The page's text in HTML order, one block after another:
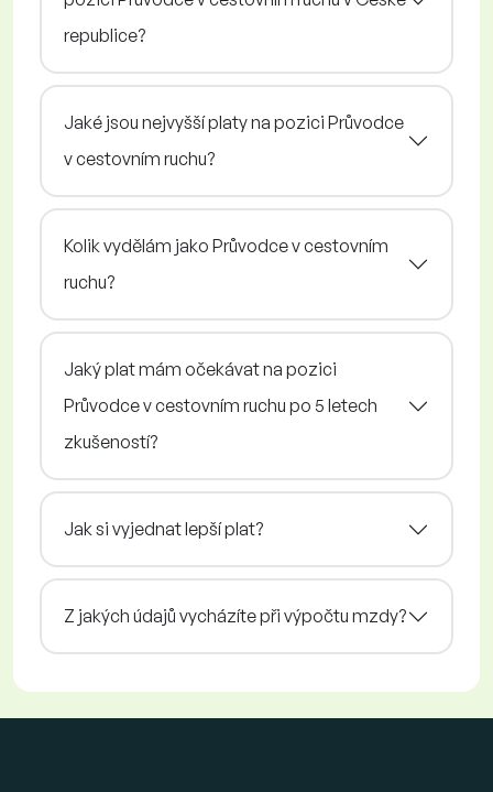
republice?
Jaké jsou nejvyšší platy na pozici Průvodce
v cestovním ruchu?
Kolik vydělám jako Průvodce v cestovním
ruchu?
Jaký plat mám očekávat na pozici
Průvodce v cestovním ruchu po 5 letech
zkušeností?
Jak si vyjednat lepší plat?
Z jakých údajů vycházíte při výpočtu mzdy?